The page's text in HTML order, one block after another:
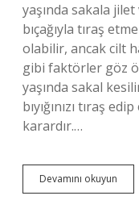
yaşında sakala jilet
bıçağıyla tıraş
olabilir, ancak cilt
gibi faktörler göz
yaşında sakal
bıyığınızı tıraş
karardır.…
Devamını okuyun